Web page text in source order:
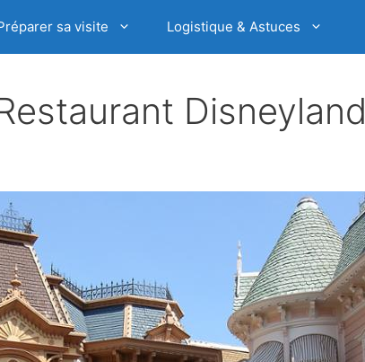
sa visite Logistique & Astuces
Disneyland